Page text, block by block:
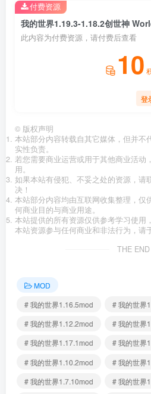
我的世界1.19.3-1.18.2创世神
此内容为付费资源，请付费后查看
10
登
付费资源
© 版权声明
本站部分内容转载自其它媒体，但并不
实性负责。
若您需要商业运营或用于其他商业活动
用。
如果本站有侵犯、不妥之处的资源，请
决！
本站部分内容均由互联网收集整理，仅
何商业目的与商业用途。
本站提供的所有资源仅供参考学习使用
本站资源参与任何商业和非法行为，请
THE END
MOD
# 我的世界1.16.5mod
# 我的世界
# 我的世界1.12.2mod
# 我的世界
# 我的世界1.17.1mod
# 我的世界
# 我的世界1.10.2mod
# 我的世界
# 我的世界1.7.10mod
# 我的世界